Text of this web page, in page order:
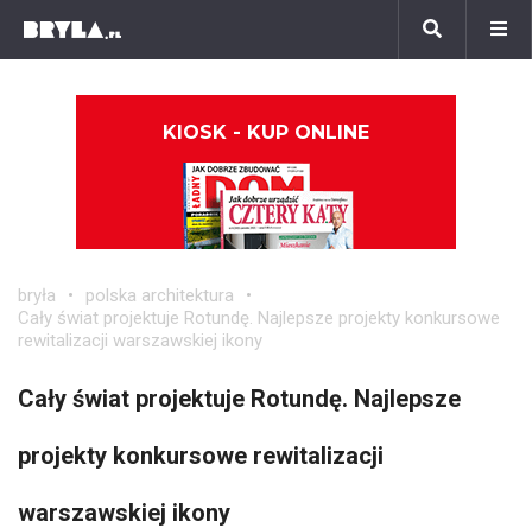
KIOSK - KUP ONLINE
bryła
polska architektura
Cały świat projektuje Rotundę. Najlepsze projekty konkursowe
rewitalizacji warszawskiej ikony
Cały świat projektuje Rotundę. Najlepsze
projekty konkursowe rewitalizacji
warszawskiej ikony